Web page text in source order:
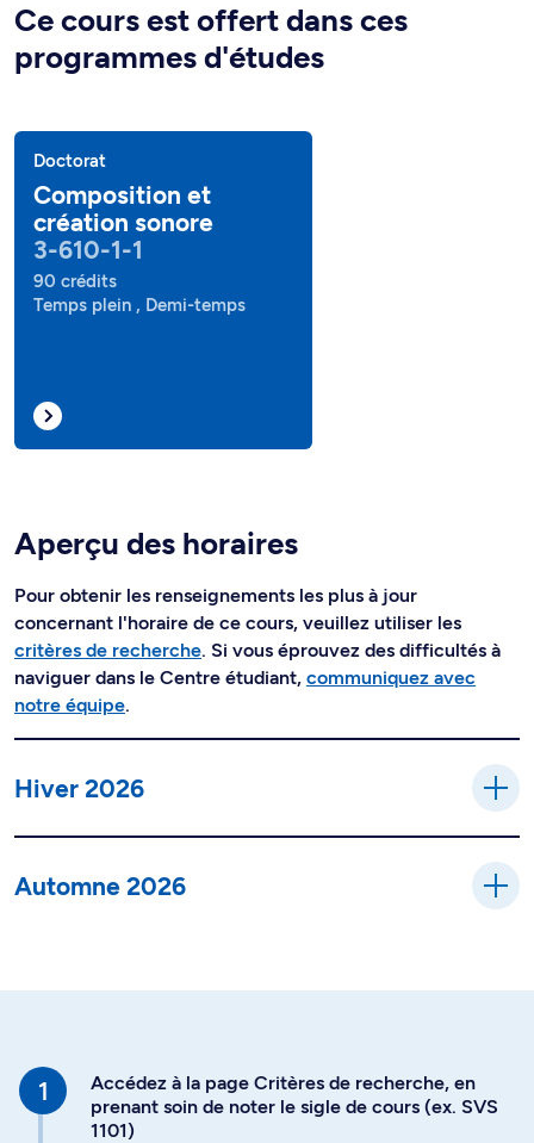
Ce cours est offert dans ces
programmes d'études
Doctorat
Composition et
création sonore
3-610-1-1
90 crédits
Temps plein , Demi-temps
Aperçu des horaires
Pour obtenir les renseignements les plus à jour
concernant l'horaire de ce cours, veuillez utiliser les
critères de recherche. Si vous éprouvez des difficultés à
naviguer dans le Centre étudiant, communiquez avec
notre équipe.
Hiver 2026
Automne 2026
Accédez à la page Critères de recherche, en
prenant soin de noter le sigle de cours (ex. SVS
1101)